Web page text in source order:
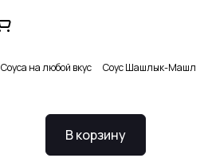
Соуса на любой вкус Соус Шашлык-Машлык
В корзину